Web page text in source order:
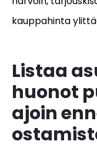
kauppahinta
Listaa
huonot
ajoin